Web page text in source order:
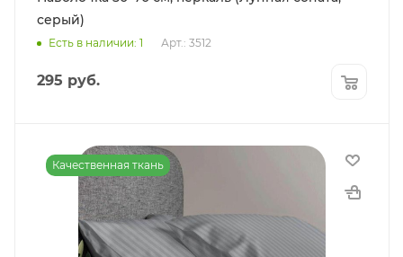
серый)
Есть в наличии: 1 Арт.: 3512
295 руб.
Качественная ткань